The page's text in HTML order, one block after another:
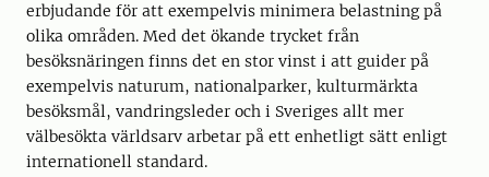
erbjudande för att exempelvis minimera belastning på
olika områden. Med det ökande trycket från
besöksnäringen finns det en stor vinst i att guider på
exempelvis naturum, nationalparker, kulturmärkta
besöksmål, vandringsleder och i Sveriges allt mer
välbesökta världsarv arbetar på ett enhetligt sätt enligt
internationell standard.